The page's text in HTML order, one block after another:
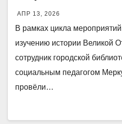
АПР 13, 2026
В рамках цикла
изучению истории Великой
сотрудник городской
социальным педагогом
провёли…